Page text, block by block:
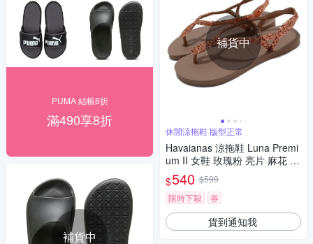
PUMA 結帳8折
滿490享8折
補貨中
補貨中
休閒涼拖鞋 版型正常
Havaianas 涼拖鞋 Luna Premi
um II 女鞋 玫瑰粉 亮片 麻花 扣
帶 夾腳 涼鞋 哈瓦仕 41470093
581W
$540 $599
限時下殺
券
貨到通知我